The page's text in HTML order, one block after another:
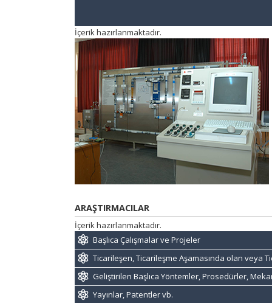
İçerik hazırlanmaktadır.
ARAŞTIRMACILAR
İçerik hazırlanmaktadır.
Başlıca Çalışmalar ve Projeler
Ticarileşen, Ticarileşme Aşamasında olan veya
Geliştirilen Başlıca Yöntemler, Prosedürler,
Yayınlar, Patentler vb.